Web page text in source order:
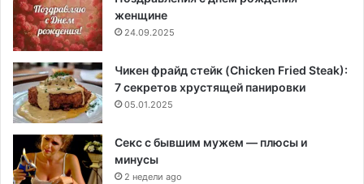
женщине
24.09.2025
Чикен фрайд стейк (Chicken Fried Steak):
7 секретов хрустящей панировки
05.01.2025
Секс с бывшим мужем — плюсы и
минусы
2 недели ago